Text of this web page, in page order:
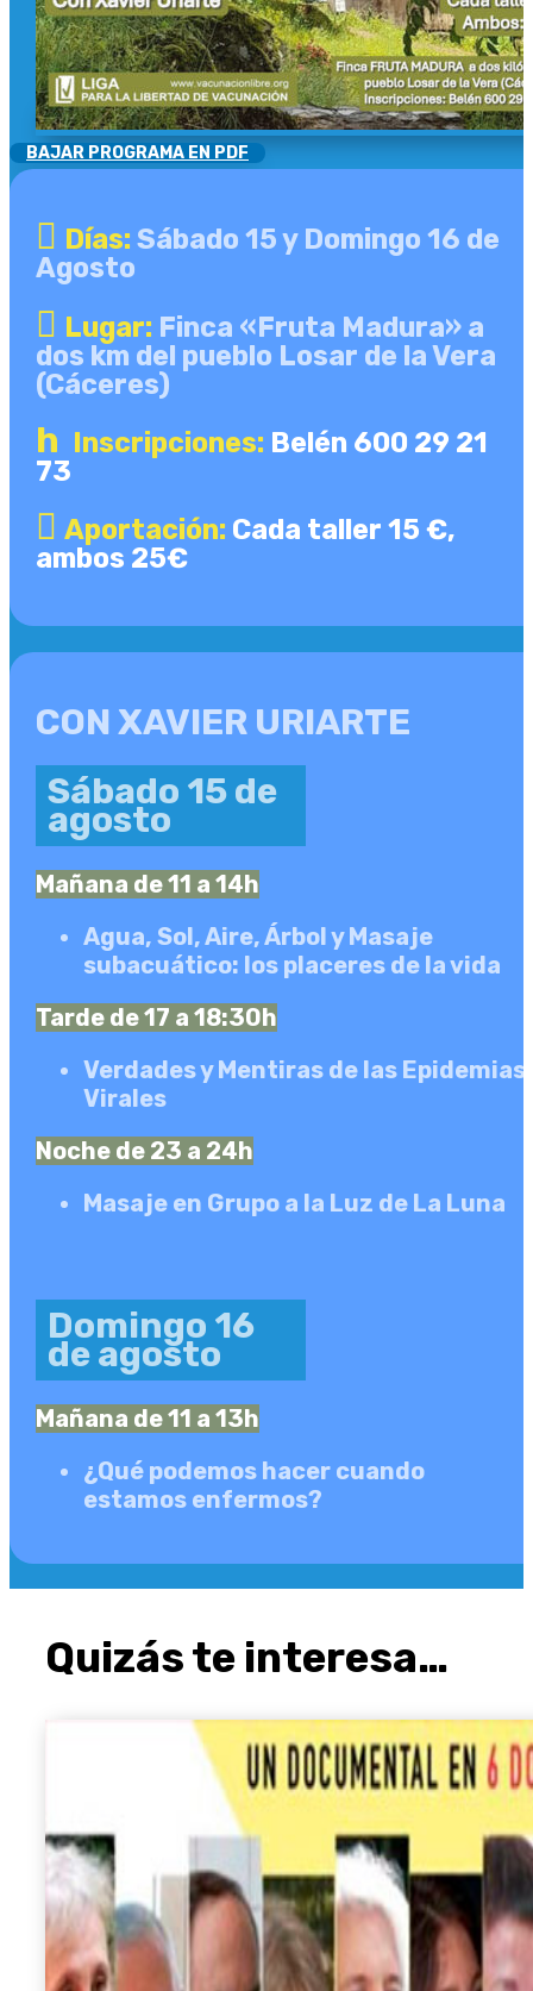
BAJAR PROGRAMA EN PDF
 Días: Sábado 15 y Domingo 16 de
Agosto
 Lugar: Finca «Fruta Madura» a
dos km del pueblo Losar de la Vera
(Cáceres)
h Inscripciones: Belén 600 29 21
73
 Aportación: Cada taller 15 €,
ambos 25€
CON XAVIER URIARTE
Sábado 15 de
agosto
Mañana de 11 a 14h
Agua, Sol, Aire, Árbol y Masaje
subacuático: los placeres de la vida
Tarde de 17 a 18:30h
Verdades y Mentiras de las Epidemias
Virales
Noche de 23 a 24h
Masaje en Grupo a la Luz de La Luna
Domingo 16
de agosto
Mañana de 11 a 13h
¿Qué podemos hacer cuando
estamos enfermos?
Quizás te interesa…